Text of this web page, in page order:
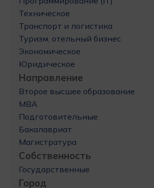
Техническое
Транспорт и логистика
Туризм, отельный бизнес
Экономическое
Юридическое
Направление
Второе высшее образование
MBA
Подготовительные
Бакалавриат
Магистратура
Собственность
Государственные
Город